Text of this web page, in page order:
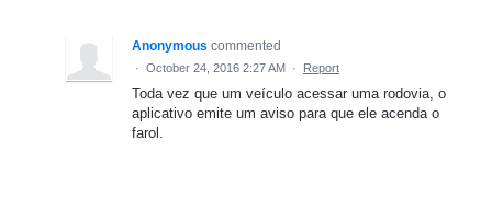
Anonymous commented
· October 24, 2016 2:27 AM · Report
Toda vez que um veículo acessar uma rodovia, o
aplicativo emite um aviso para que ele acenda o
farol.